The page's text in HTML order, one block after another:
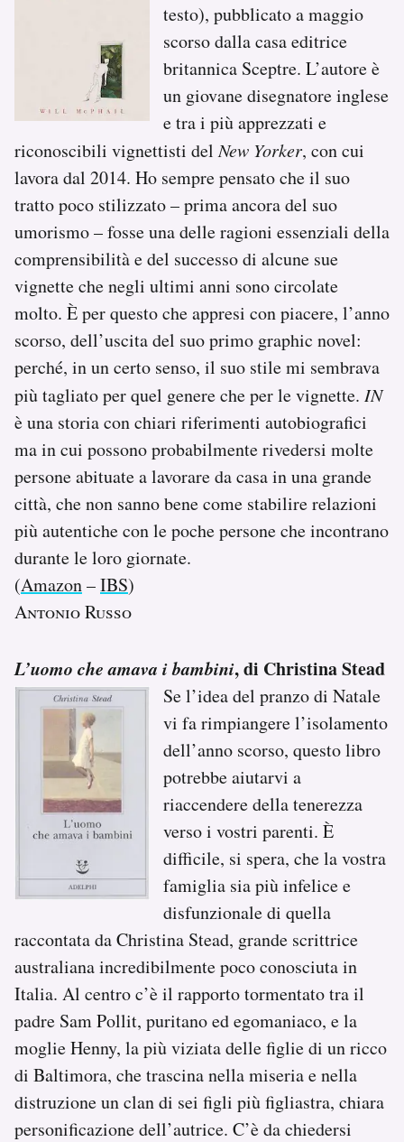
testo), pubblicato a maggio
scorso dalla casa editrice
britannica Sceptre. L’autore è
un giovane disegnatore inglese
e tra i più apprezzati e
riconoscibili vignettisti delNew Yorker, con cui
lavora dal 2014. Ho sempre pensato che il suo
tratto poco stilizzato – prima ancora del suo
umorismo – fosse una delle ragioni essenziali della
comprensibilità e del successo di alcune sue
vignette che negli ultimi anni sono circolate
molto. È per questo che appresi con piacere, l’anno
scorso, dell’uscita del suo primo graphic novel:
perché, in un certo senso, il suo stile mi sembrava
più tagliato per quel genere che per le vignette. IN
è una storia con chiari riferimenti autobiografici
ma in cui possono probabilmente rivedersi molte
persone abituate a lavorare da casa in una grande
città, che non sanno bene come stabilire relazioni
più autentiche con le poche persone che incontrano
durante le loro giornate.
(Amazon–IBS)
Antonio Russo
L’uomo che amava i bambini, di Christina Stead
Se l’idea del pranzo di Natale
vi fa rimpiangere l’isolamento
dell’anno scorso, questo libro
potrebbe aiutarvi a
riaccendere della tenerezza
verso i vostri parenti. È
difficile, si spera, che la vostra
famiglia sia più infelice e
disfunzionale di quella
raccontata da Christina Stead, grande scrittrice
australiana incredibilmente poco conosciuta in
Italia. Al centro c’è il rapporto tormentato tra il
padre Sam Pollit, puritano ed egomaniaco, e la
moglie Henny, la più viziata delle figlie di un ricco
di Baltimora, che trascina nella miseria e nella
distruzione un clan di sei figli più figliastra, chiara
personificazione dell’autrice. C’è da chiedersi